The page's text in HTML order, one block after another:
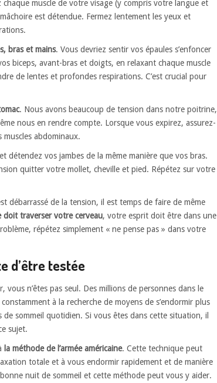
muscle de votre visage (y compris votre langue et
est détendue. Fermez lentement les yeux et
bras et mains. Vous devriez sentir vos épaules s’enfoncer
biceps, avant-bras et doigts, en relaxant chaque muscle
de lentes et profondes respirations. C’est crucial pour
. Nous avons beaucoup de tension dans notre poitrine,
nous en rendre compte. Lorsque vous expirez, assurez-
abdominaux.
détendez vos jambes de la même manière que vos bras.
quitter votre mollet, cheville et pied. Répétez sur votre
débarrassé de la tension, il est temps de faire de même
doit traverser votre cerveau, votre esprit doit être dans une
répétez simplement « ne pense pas » dans votre
d’être testée
vous n’êtes pas seul. Des millions de personnes dans le
à la recherche de moyens de s’endormir plus
sommeil quotidien. Si vous êtes dans cette situation, il
sujet.
la méthode de l’armée américaine. Cette technique peut
totale et à vous endormir rapidement et de manière
nuit de sommeil et cette méthode peut vous y aider.